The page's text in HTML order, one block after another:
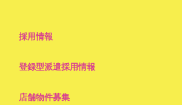
採用情報
登録型派遣採用情報
店舗物件募集